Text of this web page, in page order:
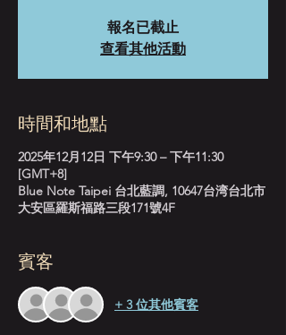
報名已截止
查看其他活動
時間和地點
2025年12月12日 下午9:30 – 下午11:30
[GMT+8]
Blue Note Taipei 台北藍調, 10647台湾台北市
大安區羅斯福路三段171號4F
賓客
+ 3 位其他賓客